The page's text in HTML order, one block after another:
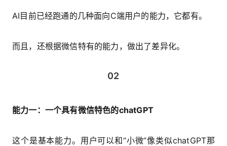
AI目前已经跑通的几种面向C端用户的能力，它都有。
而且，还根据微信特有的能力，做出了差异化。
02
能力一：一个具有微信特色的chatGPT
这个是基本能力。用户可以和“小微”像类似chatGPT那